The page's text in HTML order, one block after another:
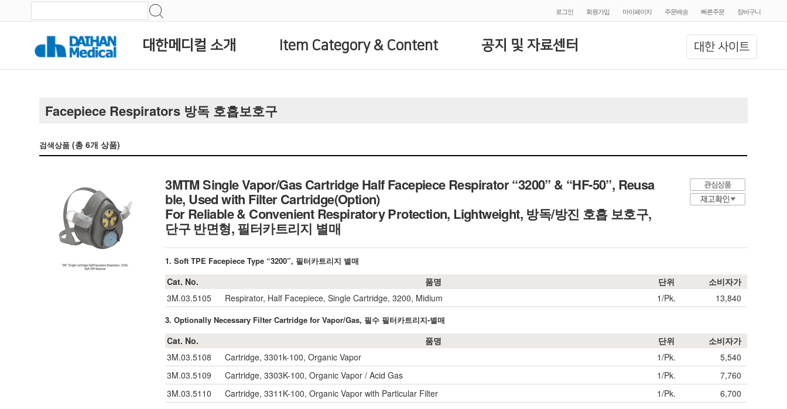
로그인 회원가입 마이페이지 주문배송 빠른주문 장바구니
대한 사이트
대한메디컬 소개 Item Category & Content 공지 및 자료센터
Facepiece Respirators 방독 호흡보호구
검색상품 (총6개 상품)
3MTM Single Vapor/Gas Cartridge Half Facepiece Respirator “3200” & “HF-50”, Reusa
ble, Used with Filter Cartridge(Option)
For Reliable & Convenient Respiratory Protection, Lightweight, 방독/방진 호흡 보호구,
단구 반면형, 필터카트리지 별매
1. Soft TPE Facepiece Type “3200”, 필터카트리지 별매
Cat. No. 품명 단위
소비자가
3M.03.5105
Respirator, Half Facepiece, Single Cartridge, 3200, Midium 1/Pk. 13,840
3. Optionally Necessary Filter Cartridge for Vapor/Gas, 필수 필터카트리지-별매
Cat. No. 품명 단위
소비자가
3M.03.5108
Cartridge, 3301k-100, Organic Vapor 1/Pk.
5,540
3M.03.5109
Cartridge, 3303K-100, Organic Vapor / Acid Gas 1/Pk.
7,760
3M.03.5110
Cartridge, 3311K-100, Organic Vapor with Particular Filter 1/Pk. 6,700